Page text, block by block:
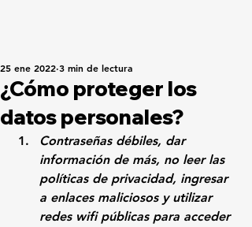
¿Cómo proteger los
datos personales?
25 ene 2022 3 min de lectura
Contraseñas débiles, dar
información de más, no leer las
políticas de privacidad, ingresar
a enlaces maliciosos y utilizar
redes wifi públicas para acceder